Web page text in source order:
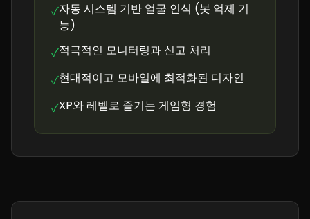
✓자동 시스템 기반 얼굴 인식 (봇 억제 기
능)
✓적극적인 모니터링과 신고 처리
✓현대적이고 모바일에 최적화된 디자인
✓XP와 레벨로 즐기는 게임형 경험